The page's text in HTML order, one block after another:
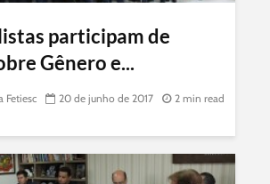
participam de
Gênero e...
Fetiesc 20 de junho de 2017 2 min read